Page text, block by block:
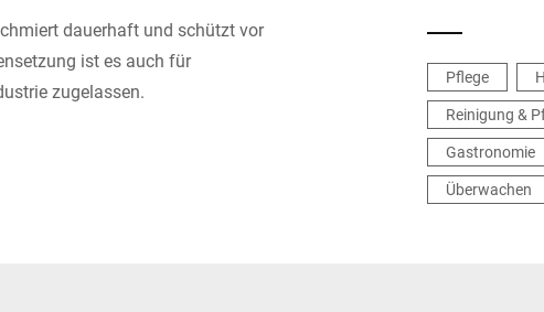
dauerhaft und schützt vor
ist es auch für
zugelassen.
Pflege
Reinigung &
Gastronomie
Überwachen